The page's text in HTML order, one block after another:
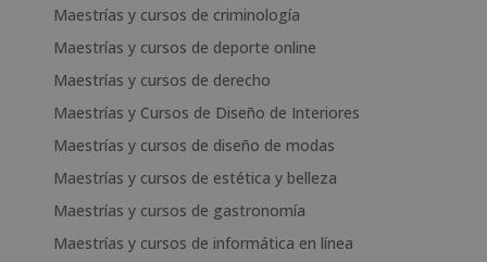
Maestrías y cursos de criminología
Maestrías y cursos de deporte online
Maestrías y cursos de derecho
Maestrías y Cursos de Diseño de Interiores
Maestrías y cursos de diseño de modas
Maestrías y cursos de estética y belleza
Maestrías y cursos de gastronomía
Maestrías y cursos de informática en línea